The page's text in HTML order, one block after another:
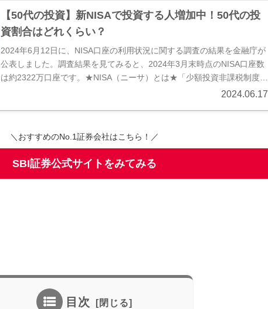
【50代の投資】新NISAで投資する人増加中！50代の投
資割合はどれくらい？
2024年6月12日に、NISA口座の利用状況に関する調査の結果を金融庁が
公表しました。調査結果を見てみると、2024年3月末時点のNISA口座数
は約2322万口座です。★NISA（ニーサ）とは★「少額投資非課税制度」
2024.06.17
＼おすすめのNo.1証券会社はこちら！／
SBI証券公式サイトをみてみる
目次